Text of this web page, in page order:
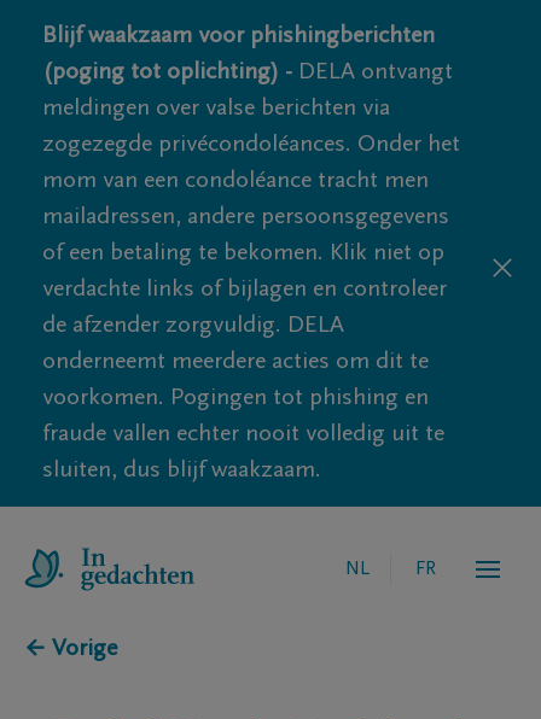
Blijf waakzaam voor phishingberichten
(poging tot oplichting) - DELA ontvangt
meldingen over valse berichten via
zogezegde privécondoléances. Onder het
mom van een condoléance tracht men
mailadressen, andere persoonsgegevens
of een betaling te bekomen. Klik niet op
verdachte links of bijlagen en controleer
de afzender zorgvuldig. DELA
onderneemt meerdere acties om dit te
voorkomen. Pogingen tot phishing en
fraude vallen echter nooit volledig uit te
sluiten, dus blijf waakzaam.
NL FR
← Vorige